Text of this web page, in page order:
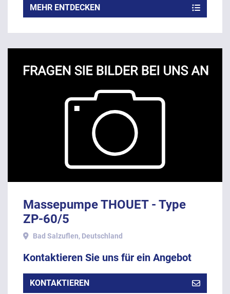
MEHR ENTDECKEN
Massepumpe THOUET - Type
ZP-60/5
Bad Salzuflen, Deutschland
Kontaktieren Sie uns für ein Angebot
KONTAKTIEREN